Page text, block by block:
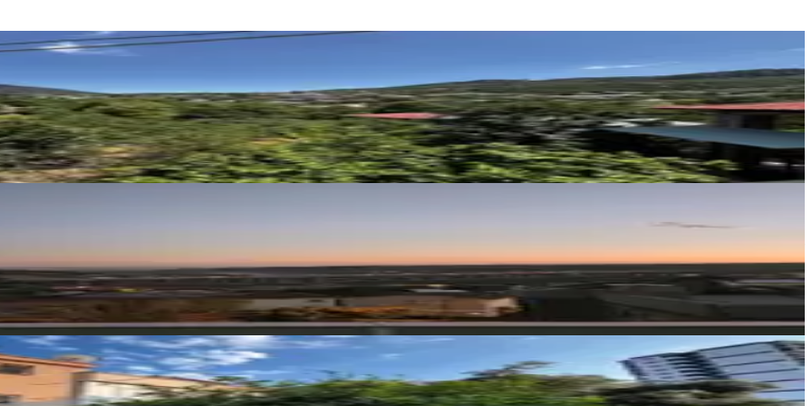
Müstakil Ev
Ergün GayrimenkulHalil Ergün
Ara
Ara
İki Katlı Daire Ve Arsa Esc2611
ESC GayrimenkulBurhan çiçek